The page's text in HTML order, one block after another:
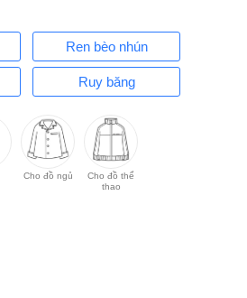
Ren bèo nhún
Ruy băng
Cho đồ ngủ
Cho đồ thể
thao